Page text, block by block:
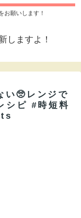
お願いします！
しますよ！
い🥺レンジで
シピ #時短料